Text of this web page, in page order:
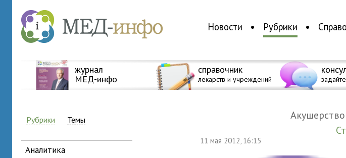
Новости Рубрики
журнал
МЕД-инфо
справочник
лекарств и учреждений
Рубрики Темы
аналитика
11 мая 2012, 16:15